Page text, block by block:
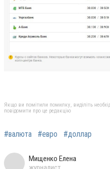
Якщо ви помітили помилку, виділіть
повідомити про це редакцію
#валюта #евро #доллар
Мищенко Елена